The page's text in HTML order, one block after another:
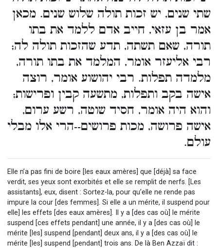
שתי שנים, יש זכות תולה שלוש שנים. מכאן
אמר בן עזאי, חייב אדם ללמד את בתו
תורה, שאם תשתה, תדע שהזכות תולה לה;
רבי אליעזר אומר, המלמד את בתו תורה,
מלמדה תפלות. רבי יהושוע אומר, רוצה
אישה בקב ותפלות, מתשעה קבין ופרישות;
והוא היה אומר, חסיד שוטה, רשע ערום,
אישה פרושה, מכות פרושים--הרי אלו מבלי
עולם.
Elle n’a pas fini de boire [les eaux amères] que [déjà] sa face
verdit, ses yeux sont exorbités et elle se remplit de nerfs. [Les
assistants], eux, disent : Sortez-la, pour qu’elle ne rende pas
impure la cour [des femmes]. Si elle a un mérite, il suspend pour
elle] les effets [des eaux amères]. Il y a [des cas où] le mérite
suspend [ces effets pendant] une année, il y a [des cas où] le
mérite [les] suspend [pendant] deux ans, il y a [des cas où] le
mérite [les] suspend [pendant] trois ans. De là Ben Azzaï dit :